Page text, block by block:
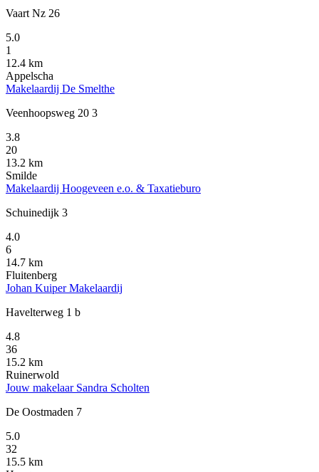
Vaart Nz 26
5.0
1
12.4 km
Appelscha
Makelaardij De Smelthe
Veenhoopsweg 20 3
3.8
20
13.2 km
Smilde
Makelaardij Hoogeveen e.o. & Taxatieburo
Schuinedijk 3
4.0
6
14.7 km
Fluitenberg
Johan Kuiper Makelaardij
Havelterweg 1 b
4.8
36
15.2 km
Ruinerwold
Jouw makelaar Sandra Scholten
De Oostmaden 7
5.0
32
15.5 km